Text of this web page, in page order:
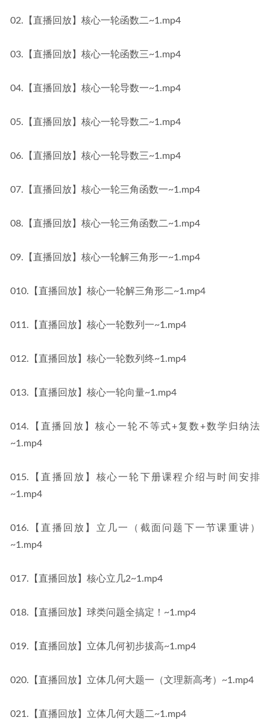
02.【直播回放】核心一轮函数二~1.mp4
03.【直播回放】核心一轮函数三~1.mp4
04.【直播回放】核心一轮导数一~1.mp4
05.【直播回放】核心一轮导数二~1.mp4
06.【直播回放】核心一轮导数三~1.mp4
07.【直播回放】核心一轮三角函数一~1.mp4
08.【直播回放】核心一轮三角函数二~1.mp4
09.【直播回放】核心一轮解三角形一~1.mp4
010.【直播回放】核心一轮解三角形二~1.mp4
011.【直播回放】核心一轮数列一~1.mp4
012.【直播回放】核心一轮数列终~1.mp4
013.【直播回放】核心一轮向量~1.mp4
014.【直播回放】核心一轮不等式+复数+数学归纳法
~1.mp4
015.【直播回放】核心一轮下册课程介绍与时间安排
~1.mp4
016.【直播回放】立几一（截面问题下一节课重讲）
~1.mp4
017.【直播回放】核心立几2~1.mp4
018.【直播回放】球类问题全搞定！~1.mp4
019.【直播回放】立体几何初步拔高~1.mp4
020.【直播回放】立体几何大题一（文理新高考）~1.mp4
021.【直播回放】立体几何大题二~1.mp4